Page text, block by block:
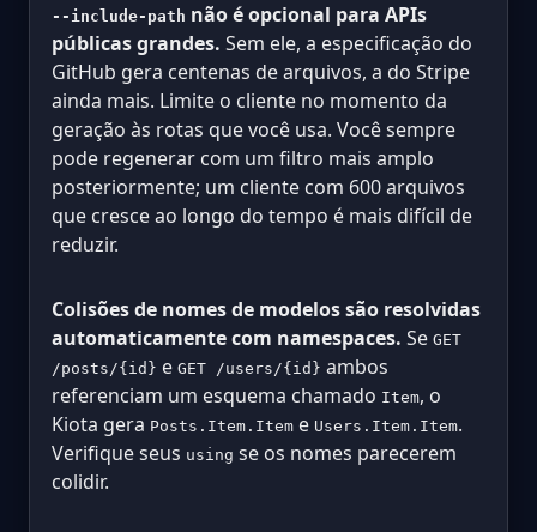
--include-path não é opcional para APIs
públicas grandes. Sem ele, a especificação do
GitHub gera centenas de arquivos, a do Stripe
ainda mais. Limite o cliente no momento da
geração às rotas que você usa. Você sempre
pode regenerar com um filtro mais amplo
posteriormente; um cliente com 600 arquivos
que cresce ao longo do tempo é mais difícil de
reduzir.
Colisões de nomes de modelos são resolvidas
automaticamente com namespaces. Se GET
/posts/{id} e GET /users/{id} ambos
referenciam um esquema chamado Item, o
Kiota gera Posts.Item.Item e Users.Item.Item.
Verifique seus using se os nomes parecerem
colidir.